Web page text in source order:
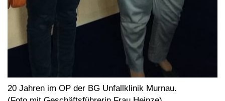
20 Jahren im OP der BG Unfallklinik Murnau.